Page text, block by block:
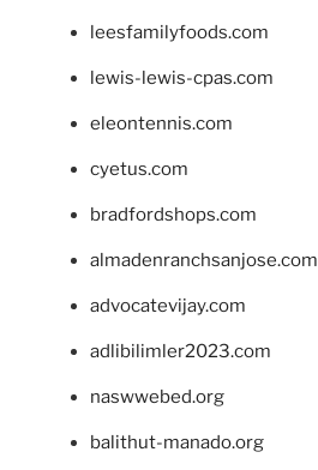
leesfamilyfoods.com
lewis-lewis-cpas.com
eleontennis.com
cyetus.com
bradfordshops.com
almadenranchsanjose.com
advocatevijay.com
adlibilimler2023.com
naswwebed.org
balithut-manado.org